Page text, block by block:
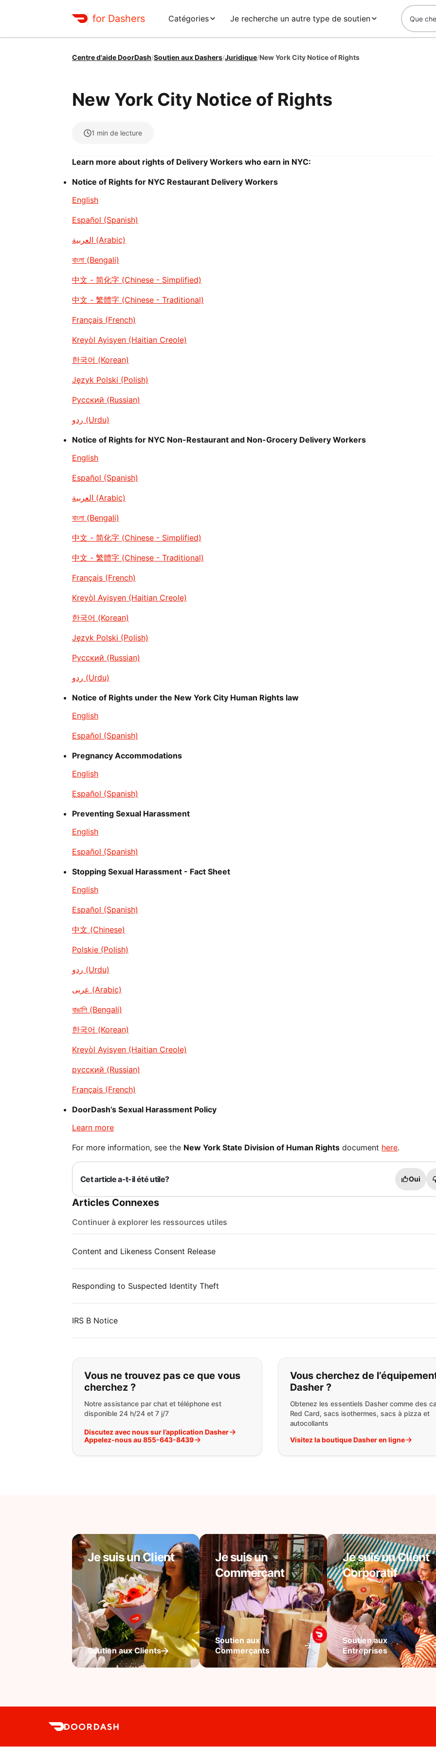
for Dashers Catégories Je recherche un autre type de soutien
Centre d'aide DoorDash/Soutien aux Dashers/Juridique/New York City Notice of Rights
New York City Notice of Rights
1 min de lecture
Learn more about rights of Delivery Workers who earn in NYC:
Notice of Rights for NYC Restaurant Delivery Workers
English
Español (Spanish)
العربية (Arabic)
বাংলা (Bengali)
中文 - 简化字 (Chinese - Simplified)
中文 - 繁體字 (Chinese - Traditional)
Français (French)
Kreyòl Ayisyen (Haitian Creole)
한국어 (Korean)
Język Polski (Polish)
Русский (Russian)
ردو (Urdu)
Notice of Rights for NYC Non-Restaurant and Non-Grocery Delivery Workers
English
Español (Spanish)
العربية (Arabic)
বাংলা (Bengali)
中文 - 简化字 (Chinese - Simplified)
中文 - 繁體字 (Chinese - Traditional)
Français (French)
Kreyòl Ayisyen (Haitian Creole)
한국어 (Korean)
Język Polski (Polish)
Русский (Russian)
ردو (Urdu)
Notice of Rights under the New York City Human Rights law
English
Español (Spanish)
Pregnancy Accommodations
English
Español (Spanish)
Preventing Sexual Harassment
English
Español (Spanish)
Stopping Sexual Harassment - Fact Sheet
English
Español (Spanish)
中文 (Chinese)
Polskie (Polish)
ردو (Urdu)
عربى (Arabic)
বাঙালি (Bengali)
한국어 (Korean)
Kreyòl Ayisyen (Haitian Creole)
русский (Russian)
Français (French)
DoorDash’s Sexual Harassment Policy
Learn more
For more information, see the New York State Division of Human Rights document here.
Cet article a-t-il été utile? Oui
Articles Connexes
Continuer à explorer les ressources utiles
Content and Likeness Consent Release
Responding to Suspected Identity Theft
IRS B Notice
Si vous ne trouvez pas ce que vous cherchez:
Vous ne trouvez pas ce que vous
cherchez ?
Notre assistance par chat et téléphone est
disponible 24 h/24 et 7 j/7
Discutez avec nous sur l’application Dasher
Appelez-nous au 855-643-8439
Vous cherchez de
Dasher ?
Obtenez les essentiels Dasher comme des
Red Card, sacs isothermes, sacs à pizza et
autocollants
Visitez la boutique Dasher en ligne
Je suis un Client
Soutien aux Clients
Je suis un
Commerçant
Soutien aux
Commerçants
Je suis un Client
Corporatif
Soutien aux
Entreprises